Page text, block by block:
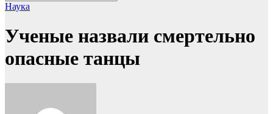
Наука
Ученые назвали смертельно
опасные танцы